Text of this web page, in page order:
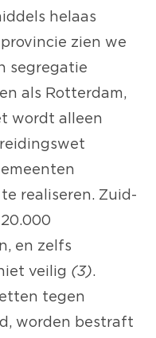
helaas
zien we
segregatie
als Rotterdam,
wordt alleen
realiseren. Zuid-
en zelfs
veilig (3).
tegen
worden bestraft